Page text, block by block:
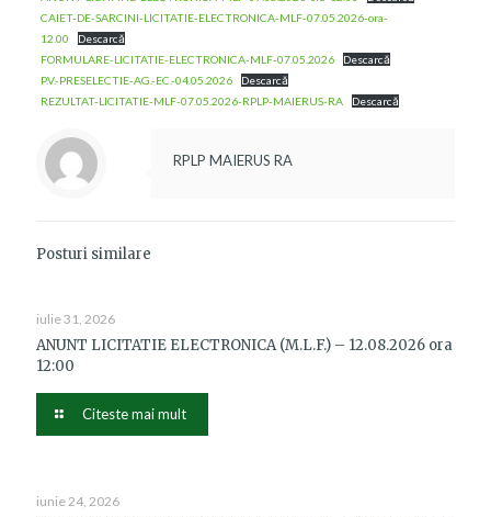
CAIET-DE-SARCINI-LICITATIE-ELECTRONICA-MLF-07.05.2026-ora-
12.00
Descarcă
FORMULARE-LICITATIE-ELECTRONICA-MLF-07.05.2026
Descarcă
P.V.-PRESELECTIE-AG.-EC.-04.05.2026
Descarcă
REZULTAT-LICITATIE-MLF-07.05.2026-RPLP-MAIERUS-RA
Descarcă
RPLP MAIERUS RA
Posturi similare
iulie 31, 2026
ANUNT LICITATIE ELECTRONICA (M.L.F.) – 12.08.2026 ora
12:00
Citeste mai mult
iunie 24, 2026